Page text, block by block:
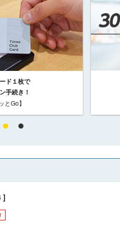
ド１枚で
手続き！
とGo】
]